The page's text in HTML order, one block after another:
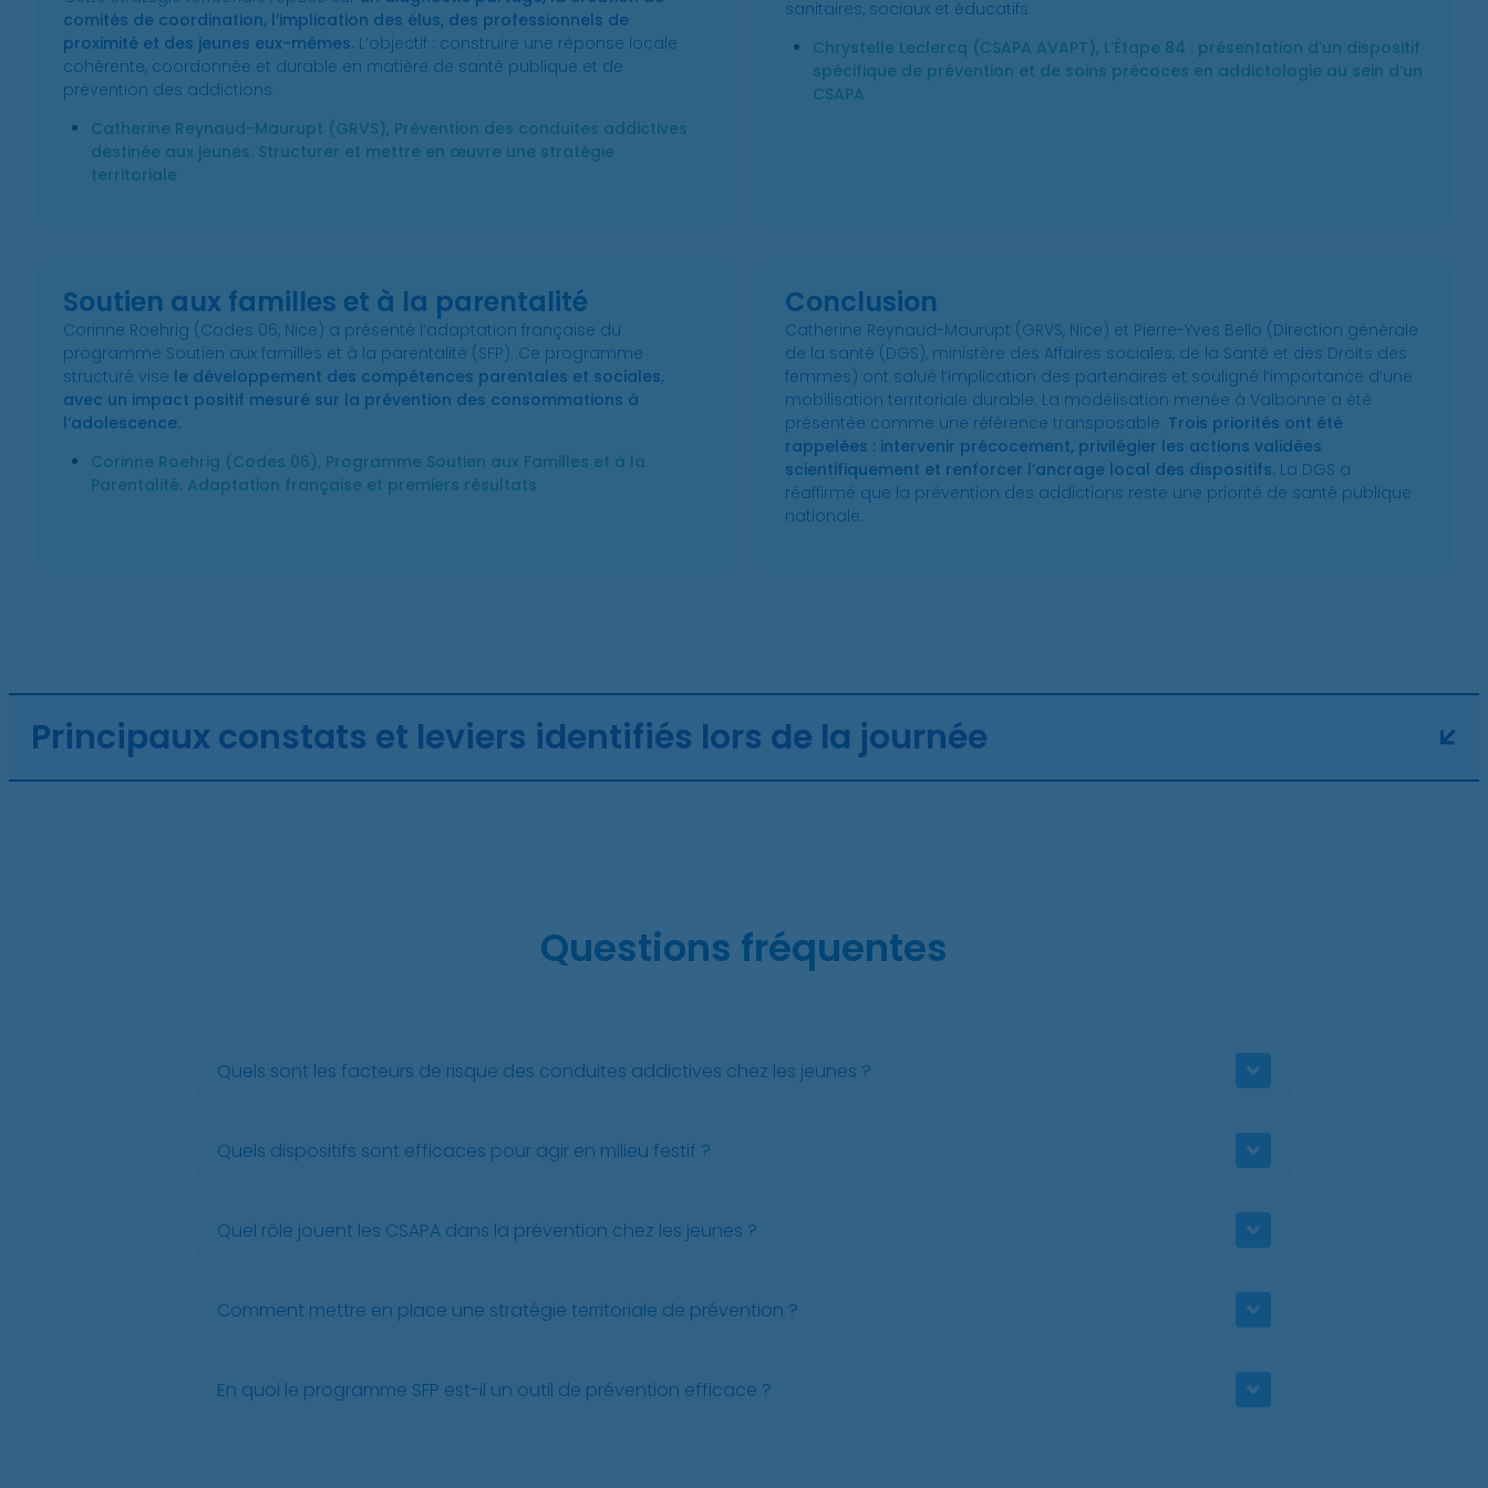
comités de coordination, l’implication des élus, des professionnels de
proximité et des jeunes eux-mêmes. L’objectif : construire une réponse locale
cohérente, coordonnée et durable en matière de santé publique et de
prévention des addictions.
Catherine Reynaud-Maurupt (GRVS), Prévention des conduites addictives
destinée aux jeunes. Structurer et mettre en œuvre une stratégie
territoriale
sanitaires, sociaux et éducatifs.
Chrystelle Leclercq (CSAPA AVAPT), L’Étape 84 : présentation d’un dispositif
spécifique de prévention et de soins précoces en addictologie au sein d’un
CSAPA
Soutien aux familles et à la parentalité
Corinne Roehrig (Codes 06, Nice) a présenté l’adaptation française du
programme Soutien aux familles et à la parentalité (SFP). Ce programme
structuré vise le développement des compétences parentales et sociales,
avec un impact positif mesuré sur la prévention des consommations à
l’adolescence.
Corinne Roehrig (Codes 06), Programme Soutien aux Familles et à la
Parentalité. Adaptation française et premiers résultats
Conclusion
Catherine Reynaud-Maurupt (GRVS, Nice) et Pierre-Yves Bello (Direction générale
de la santé (DGS), ministère des Affaires sociales, de la Santé et des Droits des
femmes) ont salué l’implication des partenaires et souligné l’importance d’une
mobilisation territoriale durable. La modélisation menée à Valbonne a été
présentée comme une référence transposable. Trois priorités ont été
rappelées : intervenir précocement, privilégier les actions validées
scientifiquement et renforcer l’ancrage local des dispositifs. La DGS a
réaffirmé que la prévention des addictions reste une priorité de santé publique
nationale.
Principaux constats et leviers identifiés lors de la journée
Questions fréquentes
Quels sont les facteurs de risque des conduites addictives chez les jeunes ?
Quels dispositifs sont efficaces pour agir en milieu festif ?
Quel rôle jouent les CSAPA dans la prévention chez les jeunes ?
Comment mettre en place une stratégie territoriale de prévention ?
En quoi le programme SFP est-il un outil de prévention efficace ?